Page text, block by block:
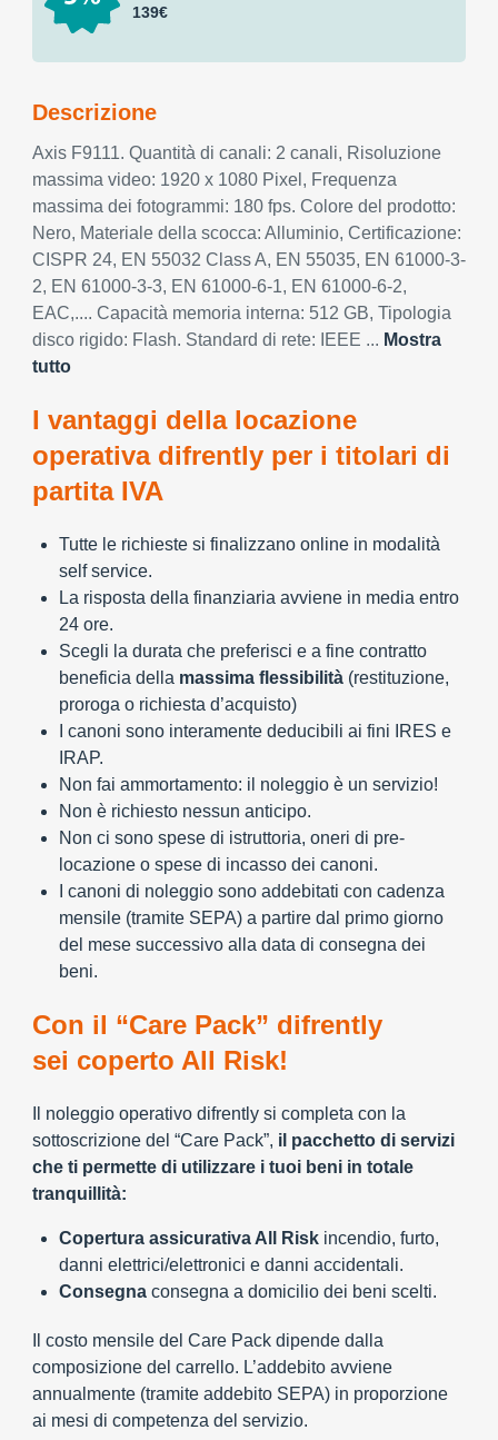
139€
Descrizione
Axis F9111. Quantità di canali: 2 canali, Risoluzione
massima video: 1920 x 1080 Pixel, Frequenza
massima dei fotogrammi: 180 fps. Colore del prodotto:
Nero, Materiale della scocca: Alluminio, Certificazione:
CISPR 24, EN 55032 Class A, EN 55035, EN 61000-3-
2, EN 61000-3-3, EN 61000-6-1, EN 61000-6-2,
EAC,.... Capacità memoria interna: 512 GB, Tipologia
disco rigido: Flash. Standard di rete: IEEE ... Mostra
tutto
I vantaggi della locazione
operativa difrently per i titolari di
partita IVA
Tutte le richieste si finalizzano online in modalità
self service.
La risposta della finanziaria avviene in media entro
24 ore.
Scegli la durata che preferisci e a fine contratto
beneficia della massima flessibilità (restituzione,
proroga o richiesta d’acquisto)
I canoni sono interamente deducibili ai fini IRES e
IRAP.
Non fai ammortamento: il noleggio è un servizio!
Non è richiesto nessun anticipo.
Non ci sono spese di istruttoria, oneri di pre-
locazione o spese di incasso dei canoni.
I canoni di noleggio sono addebitati con cadenza
mensile (tramite SEPA) a partire dal primo giorno
del mese successivo alla data di consegna dei
beni.
Con il “Care Pack” difrently
sei coperto All Risk!
Il noleggio operativo difrently si completa con la
sottoscrizione del “Care Pack”, il pacchetto di servizi
che ti permette di utilizzare i tuoi beni in totale
tranquillità:
Copertura assicurativa All Risk incendio, furto,
danni elettrici/elettronici e danni accidentali.
Consegna consegna a domicilio dei beni scelti.
Il costo mensile del Care Pack dipende dalla
composizione del carrello. L’addebito avviene
annualmente (tramite addebito SEPA) in proporzione
ai mesi di competenza del servizio.